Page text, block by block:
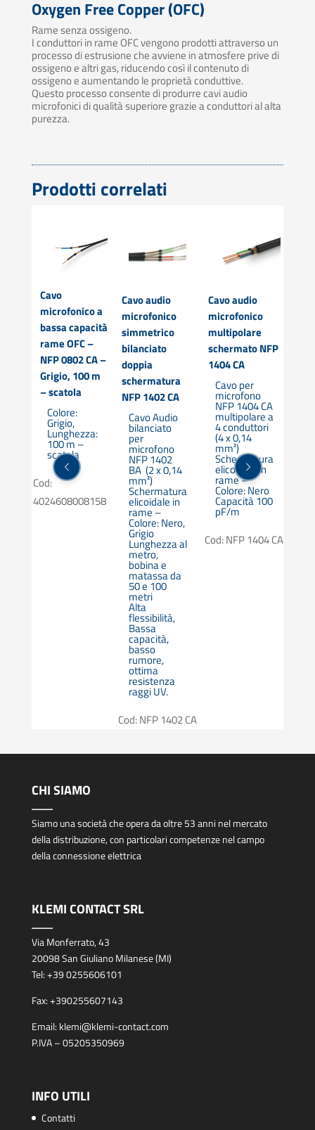
Oxygen Free Copper (OFC)
Rame senza ossigeno.
I conduttori in rame OFC vengono prodotti attraverso un
processo di estrusione che avviene in atmosfere prive di
ossigeno e altri gas, riducendo così il contenuto di
ossigeno e aumentando le proprietà conduttive.
Questo processo consente di produrre cavi audio
microfonici di qualità superiore grazie a conduttori al alta
purezza.
Prodotti correlati
Cavo
microfonico a
bassa capacità
rame OFC –
NFP 0802 CA –
Grigio, 100 m
– scatola
Colore:
Grigio,
Lunghezza:
100 m –
scatola
Cod:
4024608008158
Cavo audio
microfonico
simmetrico
bilanciato
doppia
schermatura
NFP 1402 CA
Cavo Audio
bilanciato
per
microfono
NFP 1402
BA (2 x 0,14
mm²)
Schermatura
elicoidale in
rame –
Colore: Nero,
Grigio
Lunghezza al
metro,
bobina e
matassa da
50 e 100
metri
Alta
flessibilità,
Bassa
capacità,
basso
rumore,
ottima
resistenza
raggi UV.
Cod: NFP 1402 CA
Cavo audio
microfonico
multipolare
schermato NFP
1404 CA
Cavo per
microfono
NFP 1404 CA
multipolare a
4 conduttori
(4 x 0,14
mm²)
Schermatura
elicoidale in
rame –
Colore: Nero
Capacità 100
pF/m
Cod: NFP 1404 CA
CHI SIAMO
Siamo una società che opera da oltre 53 anni nel mercato
della distribuzione, con particolari competenze nel campo
della connessione elettrica
KLEMI CONTACT SRL
Via Monferrato, 43
20098 San Giuliano Milanese (MI)
Tel:+39 0255606101
Fax:+390255607143
Email: klemi@klemi-contact.com
P.IVA – 05205350969
INFO UTILI
Contatti